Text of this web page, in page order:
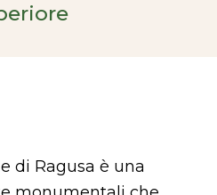
di Ragusa è una